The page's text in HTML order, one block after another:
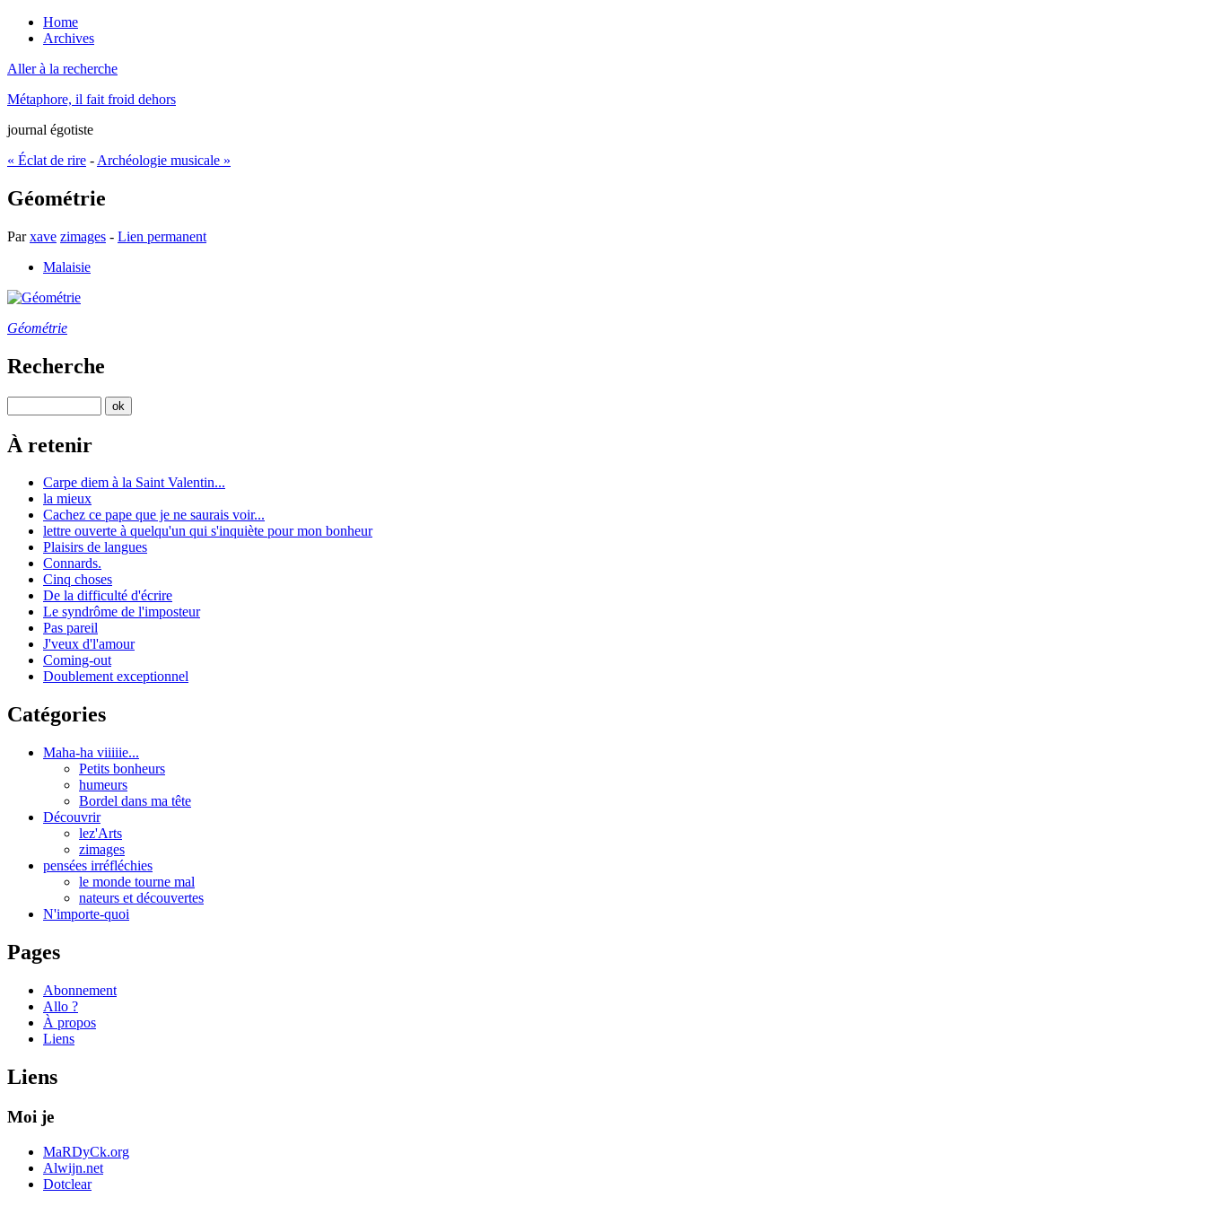
Home
Archives
Aller à la recherche
Métaphore, il fait froid dehors
journal égotiste
« Éclat de rire - Archéologie musicale »
Géométrie
Parxave zimages - Lien permanent
Malaisie
Géométrie
Recherche
À retenir
Carpe diem à la Saint Valentin...
la mieux
Cachez ce pape que je ne saurais voir...
lettre ouverte à quelqu'un qui s'inquiète pour mon bonheur
Plaisirs de langues
Connards.
Cinq choses
De la difficulté d'écrire
Le syndrôme de l'imposteur
Pas pareil
J'veux d'l'amour
Coming-out
Doublement exceptionnel
Catégories
Maha-ha viiiiie...
Petits bonheurs
humeurs
Bordel dans ma tête
Découvrir
lez'Arts
zimages
pensées irréfléchies
le monde tourne mal
nateurs et découvertes
N'importe-quoi
Pages
Abonnement
Allo ?
À propos
Liens
Liens
Moi je
MaRDyCk.org
Alwijn.net
Dotclear